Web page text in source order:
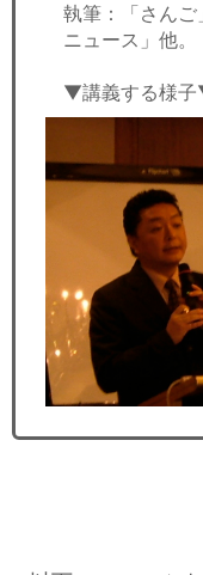
執筆：「さん
ニュース」他。
▼講義する様